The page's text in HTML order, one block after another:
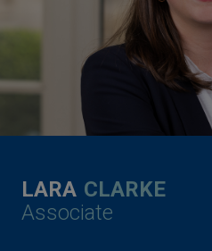
LARA CLARKE
Associate